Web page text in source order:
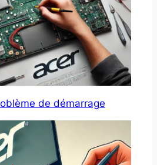
de démarrage